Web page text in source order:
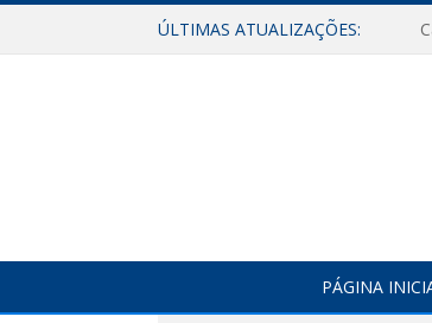
ÚLTIMAS ATUALIZAÇÕES:
PÁGINA